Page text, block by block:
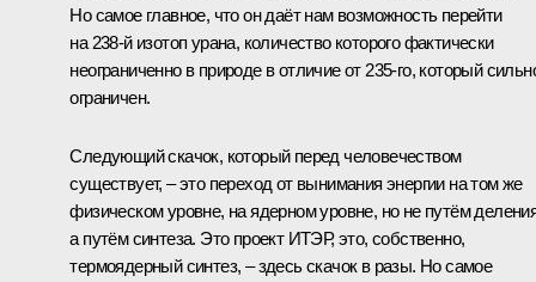
Но самое главное, что он даёт нам возможность перейти
на 238-й изотоп урана, количество которого фактически
неограниченно в природе в отличие от 235-го, который
ограничен.
Следующий скачок, который перед человечеством
существует, – это переход от вынимания энергии на том же
физическом уровне, на ядерном уровне, но не путём
а путём синтеза. Это проект ИТЭР, это, собственно,
термоядерный синтез, – здесь скачок в разы. Но самое